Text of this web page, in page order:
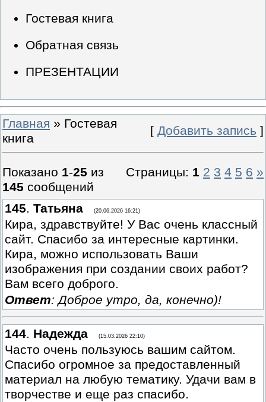
Гостевая книга
Обратная связь
ПРЕЗЕНТАЦИИ
Главная » Гостевая
книга
[ Добавить запись ]
Страницы: 1 2 3 4 5 6 »
Показано 1-25 из
145 сообщений
145. Татьяна (20.06.2026 16:21)
Кира, здравствуйте! У Вас очень классный
сайт. Спасибо за интересные картинки.
Кира, можно использовать Ваши
изображения при создании своих работ?
Вам всего доброго.
Ответ: Доброе утро, да, конечно)!
144. Надежда (15.03.2026 22:10)
Часто очень пользуюсь вашим сайтом.
Спасибо огромное за предоставленный
материал на любую тематику. Удачи вам в
творчестве и еще раз спасибо.